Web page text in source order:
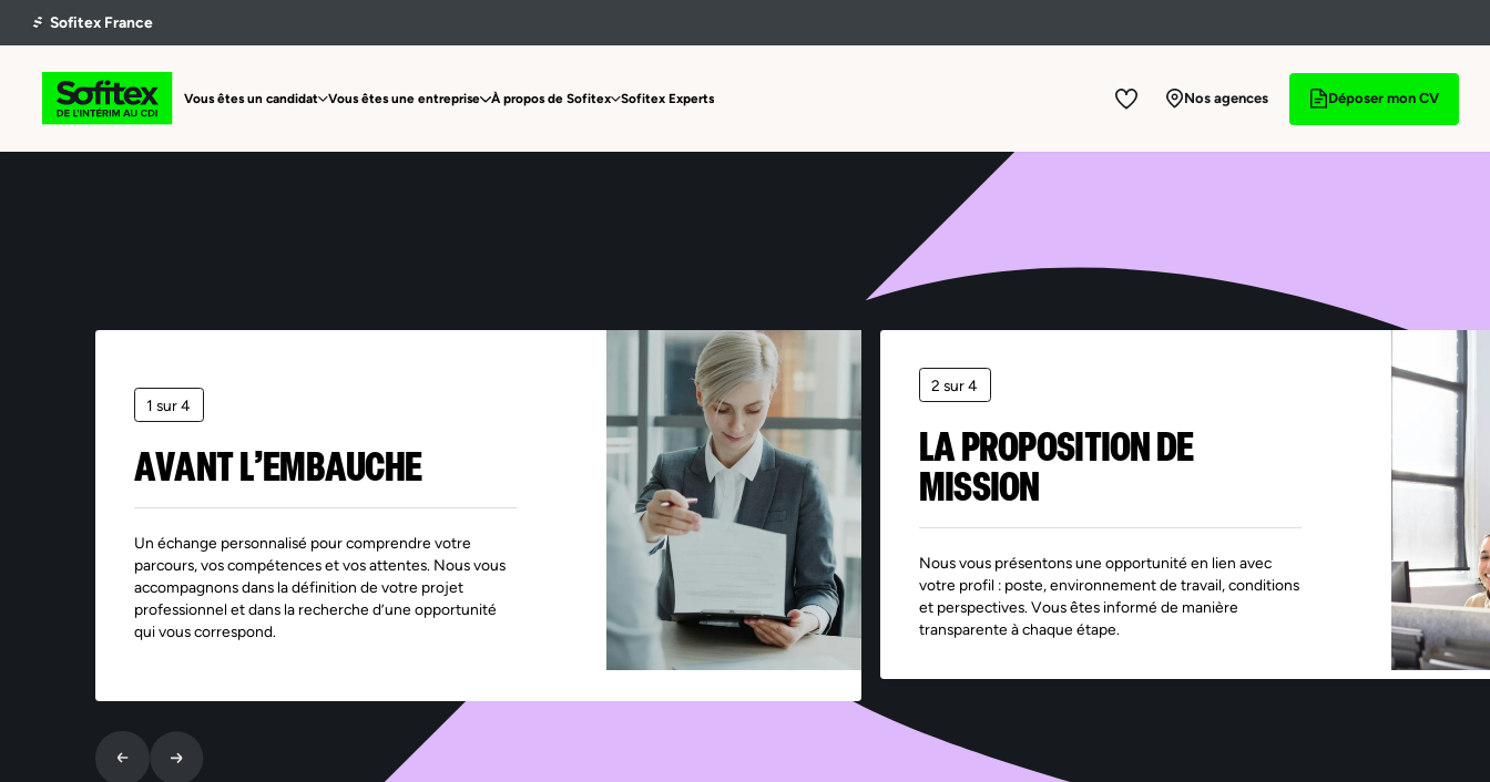
Vous êtes un candidat Vous êtes une entreprise À propos de Sofitex Sofitex Experts Nos agences Déposer mon CV
Offre non trouvée
1 sur 4
AVANT L’EMBAUCHE
Un échange personnalisé pour comprendre votre
parcours, vos compétences et vos attentes. Nous vous
accompagnons dans la définition de votre projet
professionnel et dans la recherche d’une opportunité
qui vous correspond.
2 sur 4
LA PROPOSITION DE
MISSION
Nous vous présentons une opportunité en lien avec
votre profil : poste, environnement de travail, conditions
et perspectives. Vous êtes informé de manière
transparente à chaque étape.